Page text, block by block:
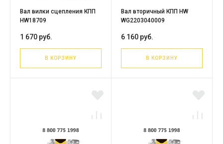
Вал вилки сцепления КПП
HW18709
1 670 руб.
В КОРЗИНУ
Вал вторичный КПП HW
WG2203040009
6 160 руб.
В КОРЗИНУ